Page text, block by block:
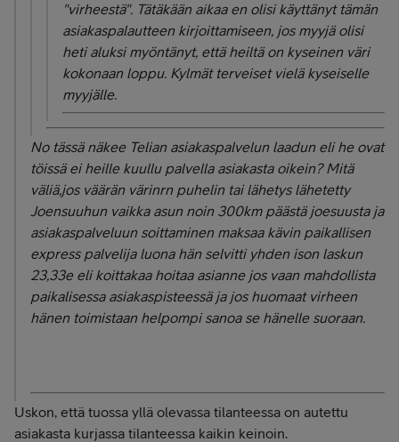
"virheestä". Tätäkään aikaa en olisi käyttänyt tämän
asiakaspalautteen kirjoittamiseen, jos myyjä olisi
heti aluksi myöntänyt, että heiltä on kyseinen väri
kokonaan loppu. Kylmät terveiset vielä kyseiselle
myyjälle.
No tässä näkee Telian asiakaspalvelun laadun eli he ovat
töissä ei heille kuullu palvella asiakasta oikein? Mitä
väliä,jos väärän värinrn puhelin tai lähetys lähetetty
Joensuuhun vaikka asun noin 300km päästä joesuusta ja
asiakaspalveluun soittaminen maksaa kävin paikallisen
express palvelija luona hän selvitti yhden ison laskun
23,33e eli koittakaa hoitaa asianne jos vaan mahdollista
paikalisessa asiakaspisteessä ja jos huomaat virheen
hänen toimistaan helpompi sanoa se hänelle suoraan.
Uskon, että tuossa yllä olevassa tilanteessa on autettu
asiakasta kurjassa tilanteessa kaikin keinoin.